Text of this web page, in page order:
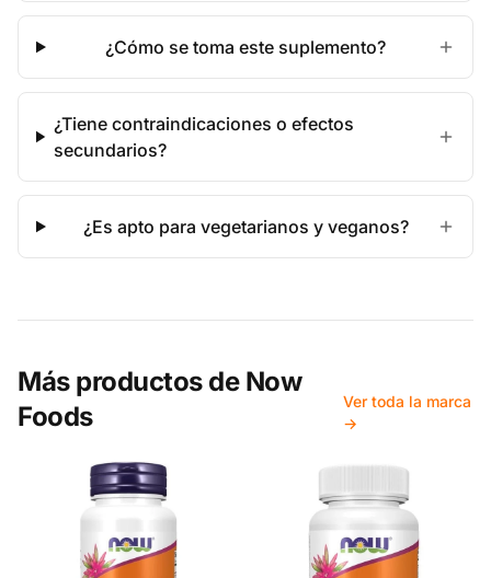
¿Cómo se toma este suplemento?
¿Tiene contraindicaciones o efectos
secundarios?
¿Es apto para vegetarianos y veganos?
Más productos de Now
Foods
Ver toda la marca
→